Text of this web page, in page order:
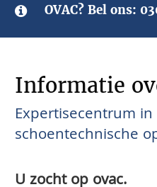
OVAC? Bel ons:
Informatie
Expertisecentrum
schoentechnische
U zocht op ovac.